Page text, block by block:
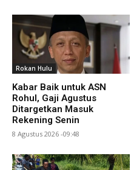
Rokan Hulu
Kabar Baik untuk ASN
Rohul, Gaji Agustus
Ditargetkan Masuk
Rekening Senin
8 Agustus 2026 -09:48